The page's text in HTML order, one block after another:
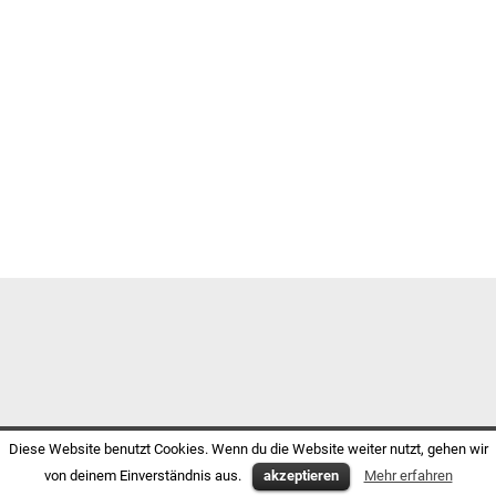
Diese Website benutzt Cookies. Wenn du die Website weiter nutzt, gehen wir
von deinem Einverständnis aus.
akzeptieren Mehr erfahren